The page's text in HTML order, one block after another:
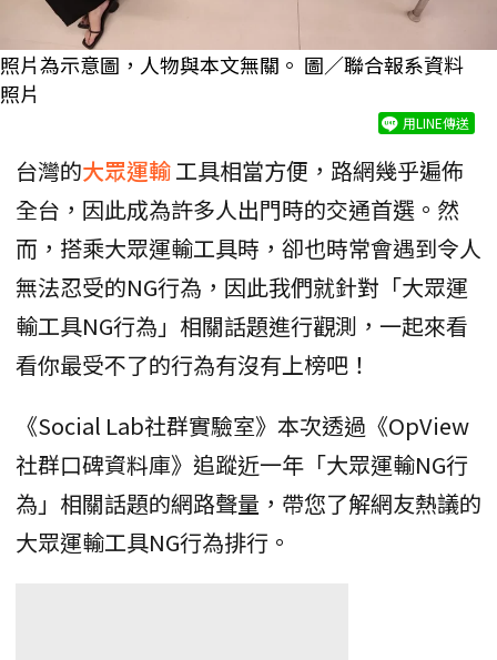
照片為示意圖，人物與本文無關。 圖／聯合報系資料
照片
用LINE傳送
台灣的大眾運輸工具相當方便，路網幾乎遍佈
全台，因此成為許多人出門時的交通首選。然
而，搭乘大眾運輸工具時，卻也時常會遇到令人
無法忍受的NG行為，因此我們就針對「大眾運
輸工具NG行為」相關話題進行觀測，一起來看
看你最受不了的行為有沒有上榜吧！
《Social Lab社群實驗室》本次透過《OpView
社群口碑資料庫》追蹤近一年「大眾運輸NG行
為」相關話題的網路聲量，帶您了解網友熱議的
大眾運輸工具NG行為排行。